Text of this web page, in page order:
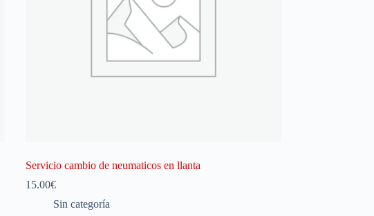
Servicio cambio de neumaticos en llanta
15.00€
Sin categoría